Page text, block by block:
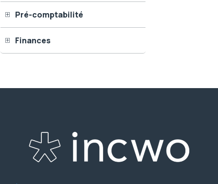
Pré-comptabilité
Finances